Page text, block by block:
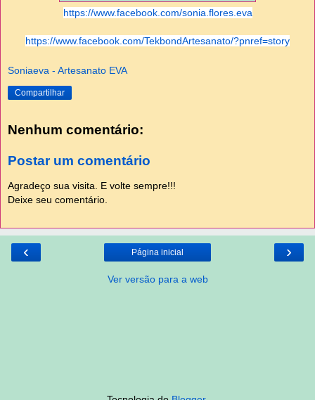
https://www.facebook.com/sonia.flores.eva
https://www.facebook.com/TekbondArtesanato/?pnref=story
Soniaeva - Artesanato EVA
Compartilhar
Nenhum comentário:
Postar um comentário
Agradeço sua visita. E volte sempre!!!
Deixe seu comentário.
‹ ›
Página inicial
Ver versão para a web